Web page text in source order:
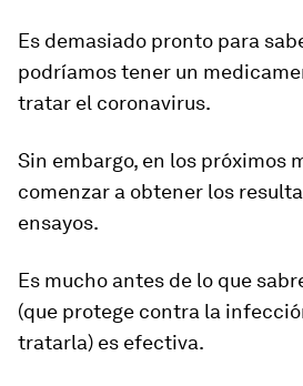
Es demasiado pronto para
podríamos tener un
tratar el coronavirus.
Sin embargo, en los próximos
comenzar a obtener los
ensayos.
Es mucho antes de lo que
(que protege contra la
tratarla) es efectiva.